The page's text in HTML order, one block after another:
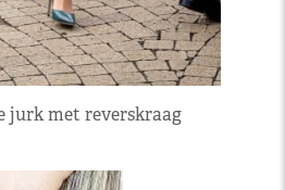
jurk met reverskraag